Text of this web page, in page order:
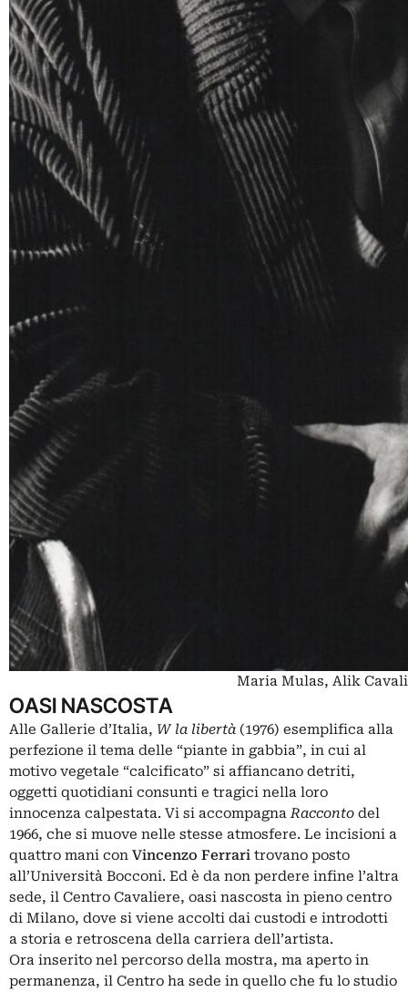
Maria Mulas, Alik
OASI NASCOSTA
Alle Gallerie d’Italia, W la libertà (1976) esemplifica alla
perfezione il tema delle “piante in gabbia”, in cui al
motivo vegetale “calcificato” si affiancano detriti,
oggetti quotidiani consunti e tragici nella loro
innocenza calpestata. Vi si accompagnaRacconto del
1966, che si muove nelle stesse atmosfere. Le incisioni a
quattro mani con Vincenzo Ferrari trovano posto
all’Università Bocconi. Ed è da non perdere infine l’altra
sede, il Centro Cavaliere, oasi nascosta in pieno centro
di Milano, dove si viene accolti dai custodi e introdotti
a storia e retroscena della carriera dell’artista.
Ora inserito nel percorso della mostra, ma aperto in
permanenza, il Centro ha sede in quello che fu lo studio